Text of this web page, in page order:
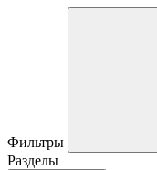
Фильтры
Разделы